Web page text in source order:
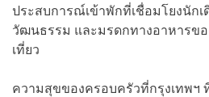
ประสบการณ์เข้าพักที่เชื่อมโยงนัก
วัฒนธรรม และมรดกทางอาหารข
เที่ยว
ความสุขของครอบครัวที่กรุงเทพฯ